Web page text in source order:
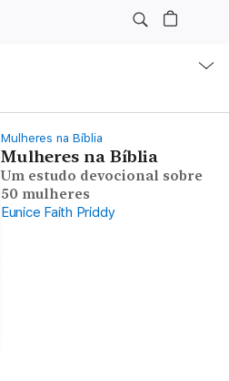
Mulheres na Bíblia
Mulheres na Bíblia
Um estudo devocional sobre
50 mulheres
Eunice Faith Priddy